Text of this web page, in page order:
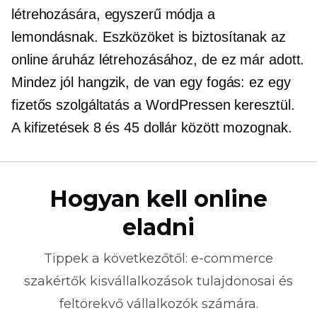
létrehozására, egyszerű módja a
lemondásnak. Eszközöket is biztosítanak az
online áruház létrehozásához, de ez már adott.
Mindez jól hangzik, de van egy fogás: ez egy
fizetős szolgáltatás a WordPressen keresztül.
A kifizetések 8 és 45 dollár között mozognak.
Hogyan kell online
eladni
Tippek a következőtől: e-commerce
szakértők kisvállalkozások tulajdonosai és
feltörekvő vállalkozók számára.